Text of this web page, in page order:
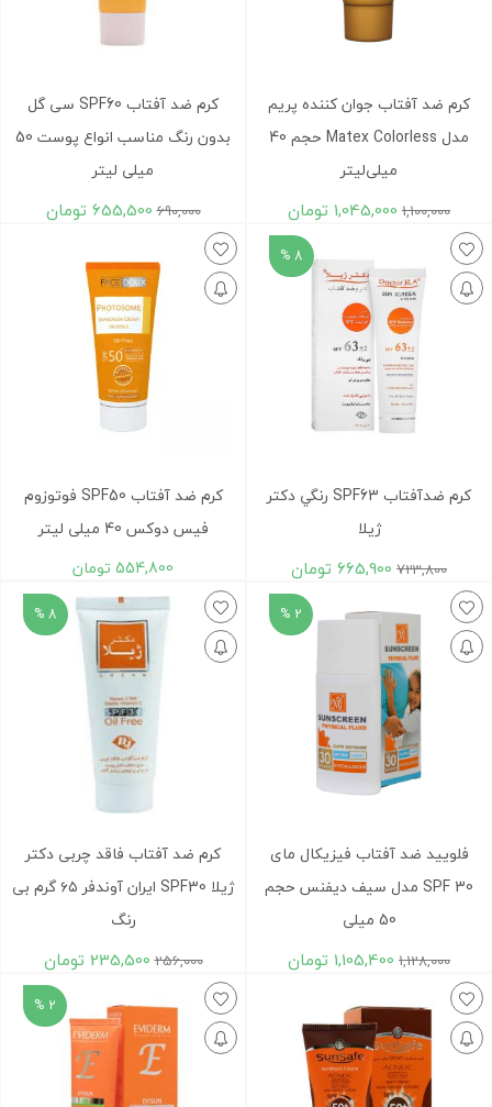
کرم ضد آفتاب جوان کننده پریم
مدل Matex Colorless حجم 40
میلی‌لیتر
1,100,000
1,045,000 تومان
کرم ضد آفتاب SPF60 سی گل
بدون رنگ مناسب انواع پوست 50
میلی لیتر
690,000
655,500 تومان
8 %
کرم ضدآفتاب SPF63 رنگي دکتر
ژيلا
723,800
665,900 تومان
کرم ضد آفتاب SPF50 فوتوزوم
فیس دوکس 40 میلی لیتر
554,800 تومان
2 %
فلوييد ضد آفتاب فيزيکال مای
SPF 30 مدل سيف ديفنس حجم
50 ميلی
1,128,000
1,105,400 تومان
8 %
کرم ضد آفتاب فاقد چربی دکتر
ژیلا SPF30 ایران آوندفر ۶۵ گرم بی
رنگ
256,000
235,500 تومان
2 %